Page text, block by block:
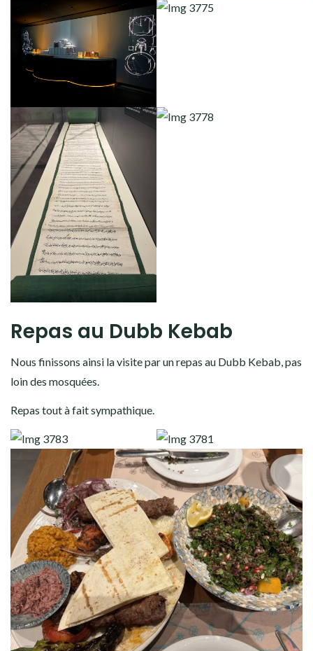
Repas au Dubb Kebab
Nous finissons ainsi la visite par un repas au Dubb Kebab, pas
loin des mosquées.
Repas tout à fait sympathique.